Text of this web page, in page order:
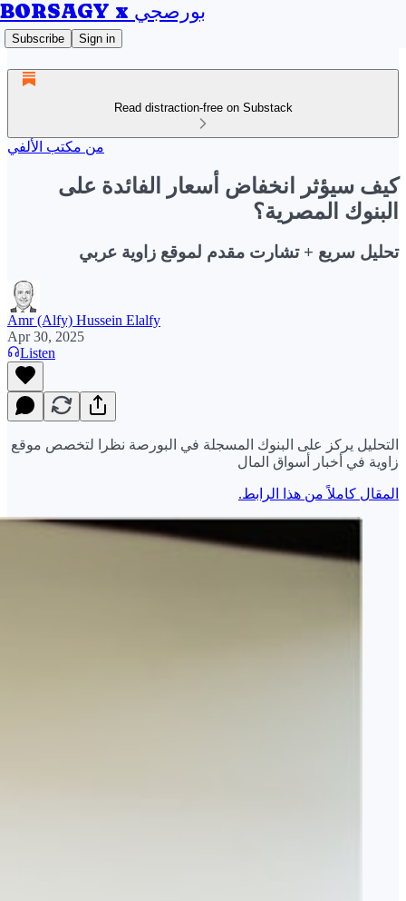
BORSAGY x بورصجي
Subscribe Sign in
Read distraction-free on Substack
من مكتب الألفي
كيف سيؤثر انخفاض أسعار الفائدة على
البنوك المصرية؟
تحليل سريع + تشارت مقدم لموقع زاوية عربي
Amr (Alfy) Hussein Elalfy
Apr 30, 2025
Listen
التحليل يركز على البنوك المسجلة في البورصة نظرا لتخصص موقع
زاوية في أخبار أسواق المال
المقال كاملاً من هذا الرابط.